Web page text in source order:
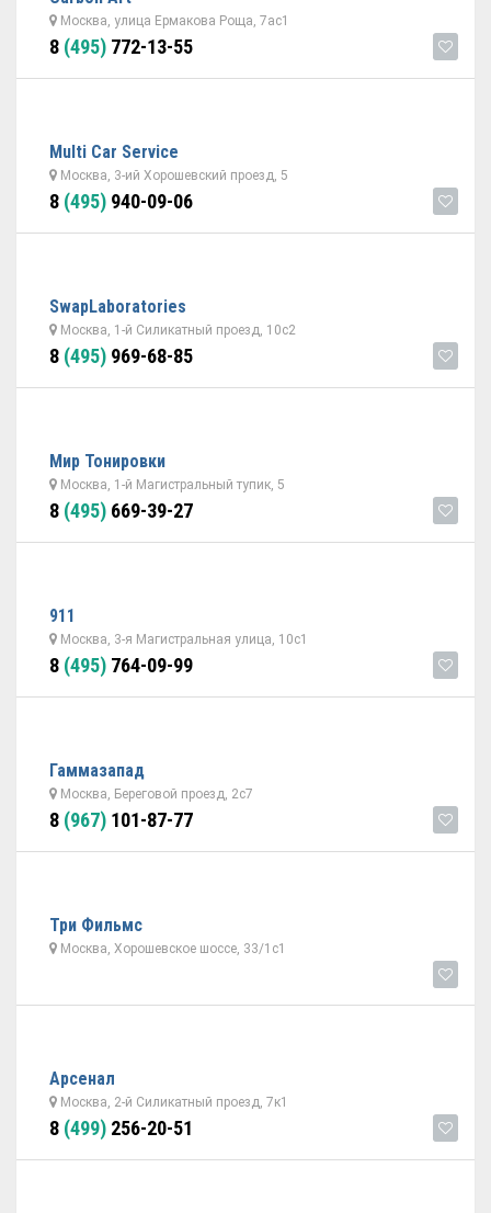
Москва, улица Ермакова Роща, 7ас1
8 (495) 772-13-55
Multi Car Service
Москва, 3-ий Хорошевский проезд, 5
8 (495) 940-09-06
SwapLaboratories
Москва, 1-й Силикатный проезд, 10с2
8 (495) 969-68-85
Мир Тонировки
Москва, 1-й Магистральный тупик, 5
8 (495) 669-39-27
911
Москва, 3-я Магистральная улица, 10с1
8 (495) 764-09-99
Гаммазапад
Москва, Береговой проезд, 2с7
8 (967) 101-87-77
Три Фильмс
Москва, Хорошевское шоссе, 33/1с1
Арсенал
Москва, 2-й Силикатный проезд, 7к1
8 (499) 256-20-51